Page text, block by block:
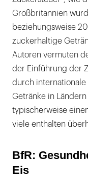
Großbritannien
beziehungsweise
zuckerhaltige
Autoren vermuten
der Einführung der
durch internationale
Getränke in
typischerweise
viele enthalten
BfR:
Eis